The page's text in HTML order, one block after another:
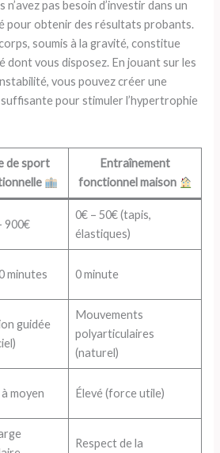
pas besoin d’investir dans un
pour obtenir des résultats probants.
soumis à la gravité, constitue
dont vous disposez. En jouant sur les
vous pouvez créer une
pour stimuler l’hypertrophie
de sport
Entraînement
fonctionnel maison
900€
0€ – 50€ (tapis,
élastiques)
minutes 0 minute
guidée
Mouvements
polyarticulaires
(naturel)
moyen Élevé (force utile)
Respect de la